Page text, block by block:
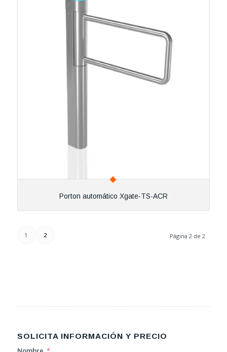
Porton automático Xgate-TS-ACR
Página 2 de 2
1 2
SOLICITA INFORMACIÓN Y PRECIO